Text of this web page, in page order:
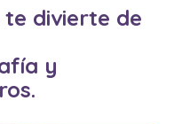
te divierte de
y